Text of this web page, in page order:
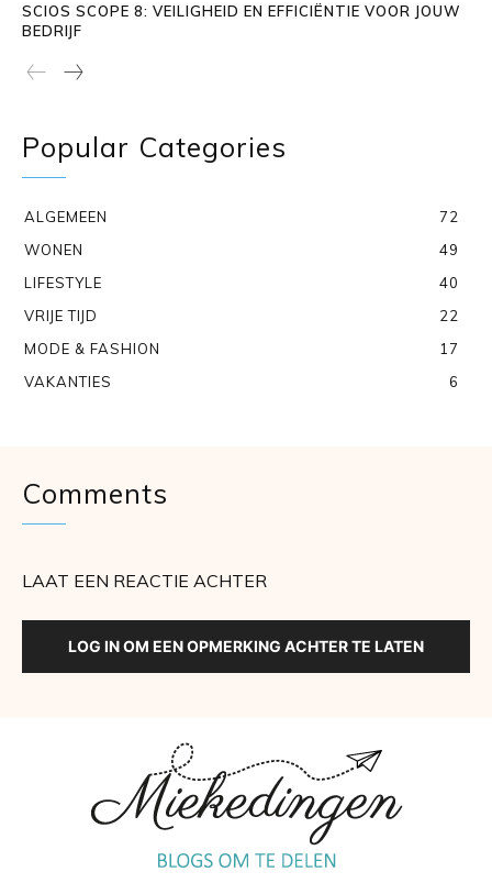
SCIOS SCOPE 8: VEILIGHEID EN EFFICIËNTIE VOOR JOUW
BEDRIJF
Popular Categories
ALGEMEEN
72
WONEN
49
LIFESTYLE
40
VRIJE TIJD
22
MODE & FASHION
17
VAKANTIES
6
Comments
LAAT EEN REACTIE ACHTER
LOG IN OM EEN OPMERKING ACHTER TE LATEN